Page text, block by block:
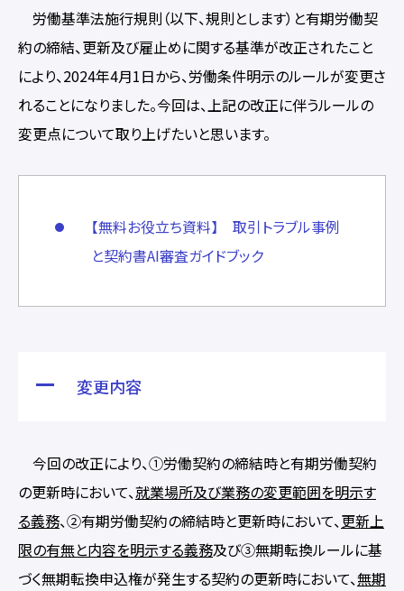
労働基準法施行規則（以下、規則とします）と有期労働契
約の締結、更新及び雇止めに関する基準が改正されたこと
により、2024年4月1日から、労働条件明示のルールが変更さ
れることになりました。今回は、上記の改正に伴うルールの
変更点について取り上げたいと思います。​​
【無料お役立ち資料】 取引トラブル事例
と契約書AI審査ガイドブック
変更内容
今回の改正により、①労働契約の締結時と有期労働契約
の更新時において、就業場所及び業務の変更範囲を明示す
る義務、②有期労働契約の締結時と更新時において、更新上
限の有無と内容を明示する義務及び③無期転換ルールに基
づく無期転換申込権が発生する契約の更新時において、無期